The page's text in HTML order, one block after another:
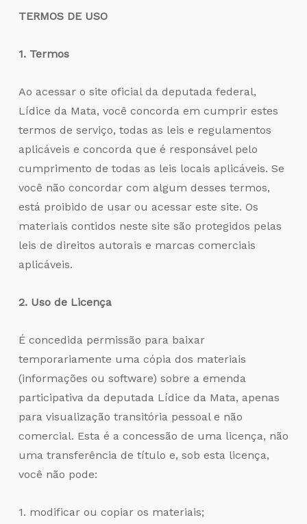
TERMOS DE USO
1. Termos
Ao acessar o site oficial da deputada federal,
Lídice da Mata, você concorda em cumprir estes
termos de serviço, todas as leis e regulamentos
aplicáveis e concorda que é responsável pelo
cumprimento de todas as leis locais aplicáveis. Se
você não concordar com algum desses termos,
está proibido de usar ou acessar este site. Os
materiais contidos neste site são protegidos pelas
leis de direitos autorais e marcas comerciais
aplicáveis.
2. Uso de Licença
É concedida permissão para baixar
temporariamente uma cópia dos materiais
(informações ou software) sobre a emenda
participativa da deputada Lídice da Mata, apenas
para visualização transitória pessoal e não
comercial. Esta é a concessão de uma licença, não
uma transferência de título e, sob esta licença,
você não pode:
1. modificar ou copiar os materiais;